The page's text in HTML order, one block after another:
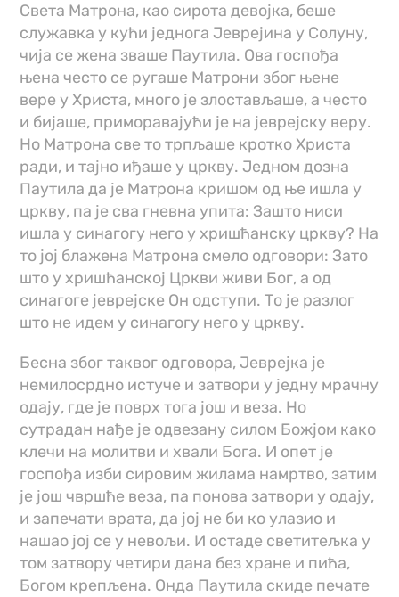
Света Матрона, као сирота девојка, беше
служавка у кући једнога Јеврејина у Солуну,
чија се жена зваше Паутила. Ова госпођа
њена често се ругаше Матрони због њене
вере у Христа, много је злостављаше, а често
и бијаше, приморавајући је на јеврејску веру.
Но Матрона све то трпљаше кротко Христа
ради, и тајно иђаше у цркву. Једном дозна
Паутила да је Матрона кришом од ње ишла у
цркву, па је сва гневна упита: Зашто ниси
ишла у синагогу него у хришћанску цркву? На
то јој блажена Матрона смело одговори: Зато
што у хришћанској Цркви живи Бог, а од
синагоге јеврејске Он одступи. То је разлог
што не идем у синагогу него у цркву.
Бесна због таквог одговора, Јеврејка је
немилосрдно истуче и затвори у једну мрачну
одају, где је поврх тога још и веза. Но
сутрадан нађе је одвезану силом Божјом како
клечи на молитви и хвали Бога. И опет је
госпођа изби сировим жилама намртво, затим
је још чвршће веза, па понова затвори у одају,
и запечати врата, да јој не би ко улазио и
нашао јој се у невољи. И остаде светитељка у
том затвору четири дана без хране и пића,
Богом крепљена. Онда Паутила скиде печате